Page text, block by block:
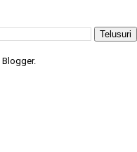
Blogger.